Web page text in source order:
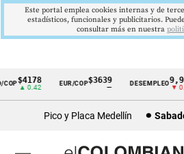
Cintillo
económicos
$4178
▲ 0.42
EUR/COP$3639 DESEMPLEO 9,9 %
▼ 0.30
Pico y Placa Medellín
Este portal emplea cookies internas y de
estadísticos, funcionales y publicitarios.
consultar más en nuestra